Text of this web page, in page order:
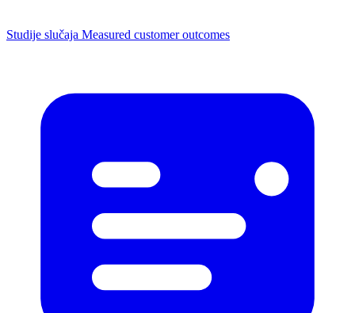
Studije slučaja Measured customer outcomes